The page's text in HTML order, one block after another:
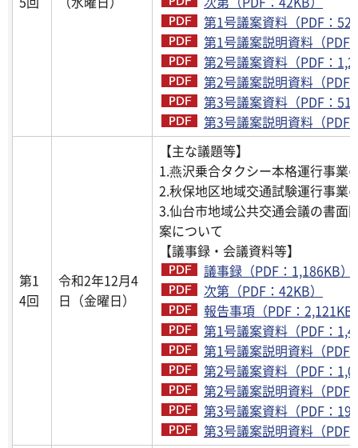
第1号議案資料（PDF：
第1号議案説明資料（PDF
第2号議案資料（PDF：
第2号議案説明資料（PDF
第3号議案資料（PDF：
第3号議案説明資料（PDF
第1
4回
令和2年12月4
日（金曜日）
【主な議題等】
1.燕沢乗合タクシー本格運行事業
2.秋保地区地域交通試験運行事業
3.仙台市地域公共交通会議の書面
案について
【議事録・会議資料等】
議事録（PDF：1,186KB）
次第（PDF：42KB）
報告事項（PDF：2,121KB
第1号議案資料（PDF：
第1号議案説明資料（PDF
第2号議案資料（PDF：
第2号議案説明資料（PDF
第3号議案資料（PDF：
第3号議案説明資料（PDF